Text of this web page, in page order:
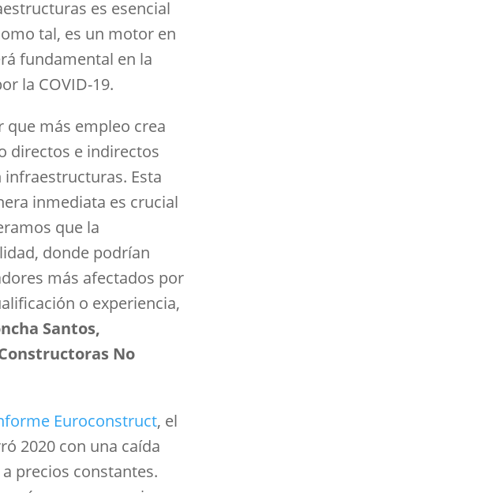
es esencial
tal, es un motor en
fundamental en la
la COVID-19.
que más empleo crea
directos e indirectos
Esta
inmediata es crucial
que la
donde podrían
más afectados por
o experiencia,
Santos,
No
Euroconstruct, el
2020 con una caída
precios constantes.